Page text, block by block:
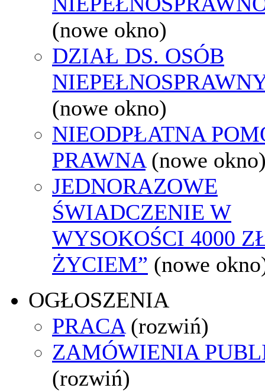
(nowe okno)
DZIAŁ DS. OSÓB
(nowe okno)
NIEODPŁATNA
PRAWNA (nowe
JEDNORAZOWE
ŚWIADCZENIE W
WYSOKOŚCI 4000
ŻYCIEM” (nowe
OGŁOSZENIA
PRACA (rozwiń)
ZAMÓWIENIA
(rozwiń)